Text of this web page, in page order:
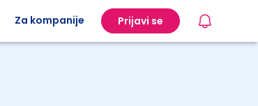
Za kompanije Prijavi se